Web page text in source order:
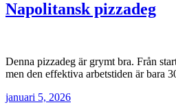
Napolitansk pizzadeg
Denna pizzadeg är grymt bra. Från
men den effektiva arbetstiden är bara
januari 5, 2026